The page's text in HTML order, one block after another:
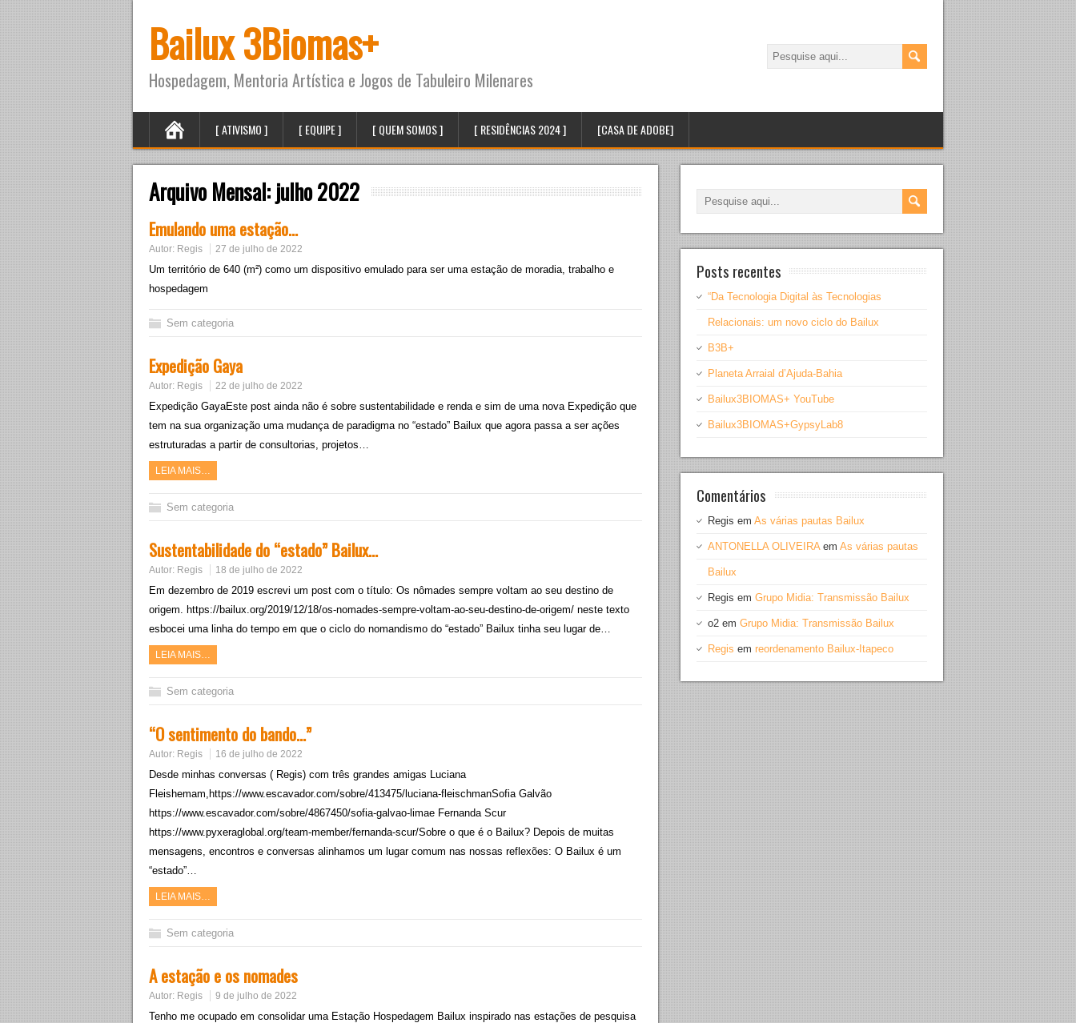
Bailux 3Biomas+
Hospedagem, Mentoria Artística e Jogos de Tabuleiro Milenares
[ ATIVISMO ] [ EQUIPE ] [ QUEM SOMOS ] [ RESIDÊNCIAS 2024 ] [CASA DE ADOBE]
Arquivo Mensal: julho 2022
Emulando uma estação…
Autor: Regis 27 de julho de 2022
Um território de 640 (m²) como um dispositivo emulado para ser uma estação de moradia, trabalho e
hospedagem
Sem categoria
Expedição Gaya
Autor: Regis 22 de julho de 2022
Expedição GayaEste post ainda não é sobre sustentabilidade e renda e sim de uma nova Expedição que
tem na sua organização uma mudança de paradigma no “estado” Bailux que agora passa a ser ações
estruturadas a partir de consultorias, projetos…
LEIA MAIS…
Sem categoria
Sustentabilidade do “estado” Bailux…
Autor: Regis 18 de julho de 2022
Em dezembro de 2019 escrevi um post com o título: Os nômades sempre voltam ao seu destino de
origem. https://bailux.org/2019/12/18/os-nomades-sempre-voltam-ao-seu-destino-de-origem/ neste texto
esbocei uma linha do tempo em que o ciclo do nomandismo do “estado” Bailux tinha seu lugar de…
LEIA MAIS…
Sem categoria
“O sentimento do bando…”
Autor: Regis 16 de julho de 2022
Desde minhas conversas ( Regis) com três grandes amigas Luciana
Fleishemam,https://www.escavador.com/sobre/413475/luciana-fleischmanSofia Galvão
https://www.escavador.com/sobre/4867450/sofia-galvao-limae Fernanda Scur
https://www.pyxeraglobal.org/team-member/fernanda-scur/Sobre o que é o Bailux? Depois de muitas
mensagens, encontros e conversas alinhamos um lugar comum nas nossas reflexões: O Bailux é um
“estado”…
LEIA MAIS…
Sem categoria
A estação e os nomades
Autor: Regis 9 de julho de 2022
Tenho me ocupado em consolidar uma Estação Hospedagem Bailux inspirado nas estações de pesquisa
Posts recentes
“Da Tecnologia Digital às Tecnologias
Relacionais: um novo ciclo do Bailux
B3B+
Planeta Arraial d’Ajuda-Bahia
Bailux3BIOMAS+ YouTube
Bailux3BIOMAS+GypsyLab8
Comentários
Regis em As várias pautas Bailux
ANTONELLA OLIVEIRAem As várias pautas
Bailux
Regis em Grupo Midia: Transmissão Bailux
o2 em Grupo Midia: Transmissão Bailux
Regis em reordenamento Bailux-Itapeco